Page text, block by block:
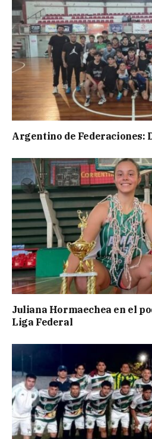
Argentino de Federaciones:
Juliana Hormaechea en el
Liga Federal